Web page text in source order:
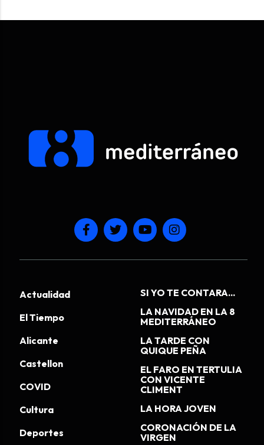
Actualidad
El Tiempo
Alicante
Castellon
COVID
Cultura
Deportes
SI YO TE CONTARA...
LA NAVIDAD EN LA 8
MEDITERRÁNEO
LA TARDE CON
QUIQUE PEÑA
EL FARO EN TERTULIA
CON VICENTE
CLIMENT
LA HORA JOVEN
CORONACIÓN DE LA
VIRGEN